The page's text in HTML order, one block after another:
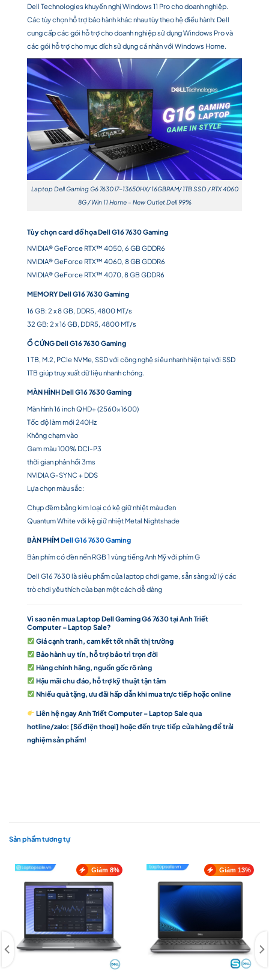
Dell Technologies khuyến nghị Windows 11 Pro cho doanh nghiệp.
Các tùy chọn hỗ trợ bảo hành khác nhau tùy theo hệ điều hành: Dell
cung cấp các gói hỗ trợ cho doanh nghiệp sử dụng Windows Pro và
các gói hỗ trợ cho mục đích sử dụng cá nhân với Windows Home.
Laptop Dell Gaming G6 7630 i7-13650HX/ 16GBRAM/ 1TB SSD / RTX 4060
8G / Win 11 Home – New Outlet Dell 99%
Tùy chọn card đồ họaDell G16 7630 Gaming
NVIDIA® GeForce RTX™ 4050, 6 GB GDDR6
NVIDIA® GeForce RTX™ 4060, 8 GB GDDR6
NVIDIA® GeForce RTX™ 4070, 8 GB GDDR6
MEMORYDell G16 7630 Gaming
16 GB: 2 x 8 GB, DDR5, 4800 MT/s
32 GB: 2 x 16 GB, DDR5, 4800 MT/s
Ổ CỨNGDell G16 7630 Gaming
1 TB, M.2, PCIe NVMe, SSD với công nghệ siêu nhanh hiện tại với SSD
1TB giúp truy xuất dữ liệu nhanh chóng.
MÀN HÌNHDell G16 7630 Gaming
Màn hình 16 inch QHD+ (2560×1600)
Tốc độ làm mới 240Hz
Không chạm vào
Gam màu 100% DCI-P3
thời gian phản hồi 3ms
NVIDIA G-SYNC + DDS
Lựa chọn màu sắc:
Chụp đêm bằng kim loại có kệ giữ nhiệt màu đen
Quantum White với kệ giữ nhiệt Metal Nightshade
BÀN PHÍMDell G16 7630 Gaming
Bàn phím có đèn nền RGB 1 vùng tiếng Anh Mỹ với phím G
Dell G16 7630 là siêu phẩm của laptop chơi game, sẵn sàng xử lý các
trò chơi yêu thích của bạn một cách dễ dàng
Vì sao nên mua Laptop Dell Gaming G6 7630 tại Anh Triết
Computer – Laptop Sale?
Giá cạnh tranh, cam kết tốt nhất thị trường
Bảo hành uy tín, hỗ trợ bảo trì trọn đời
Hàng chính hãng, nguồn gốc rõ ràng
Hậu mãi chu đáo, hỗ trợ kỹ thuật tận tâm
Nhiều quà tặng, ưu đãi hấp dẫn khi mua trực tiếp hoặc online
Liên hệ ngay Anh Triết Computer – Laptop Sale qua
hotline/zalo: [Số điện thoại] hoặc đến trực tiếp cửa hàng để trải
nghiệm sản phẩm!
Sản phẩm tương tự
Giảm 8% Giảm 13%